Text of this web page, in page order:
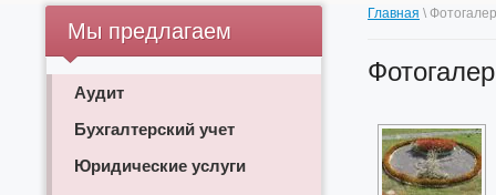
Мы предлагаем
Аудит
Бухгалтерский учет
Юридические услуги
Главная \